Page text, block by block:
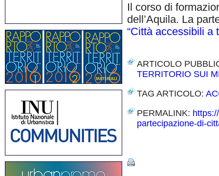
Il corso di
dell’Aquila. La
“Città accessibili a
ARTICOLO
TERRITORIO SUI
TAG ARTICOLO:
PERMALINK:
partecipazione-di-